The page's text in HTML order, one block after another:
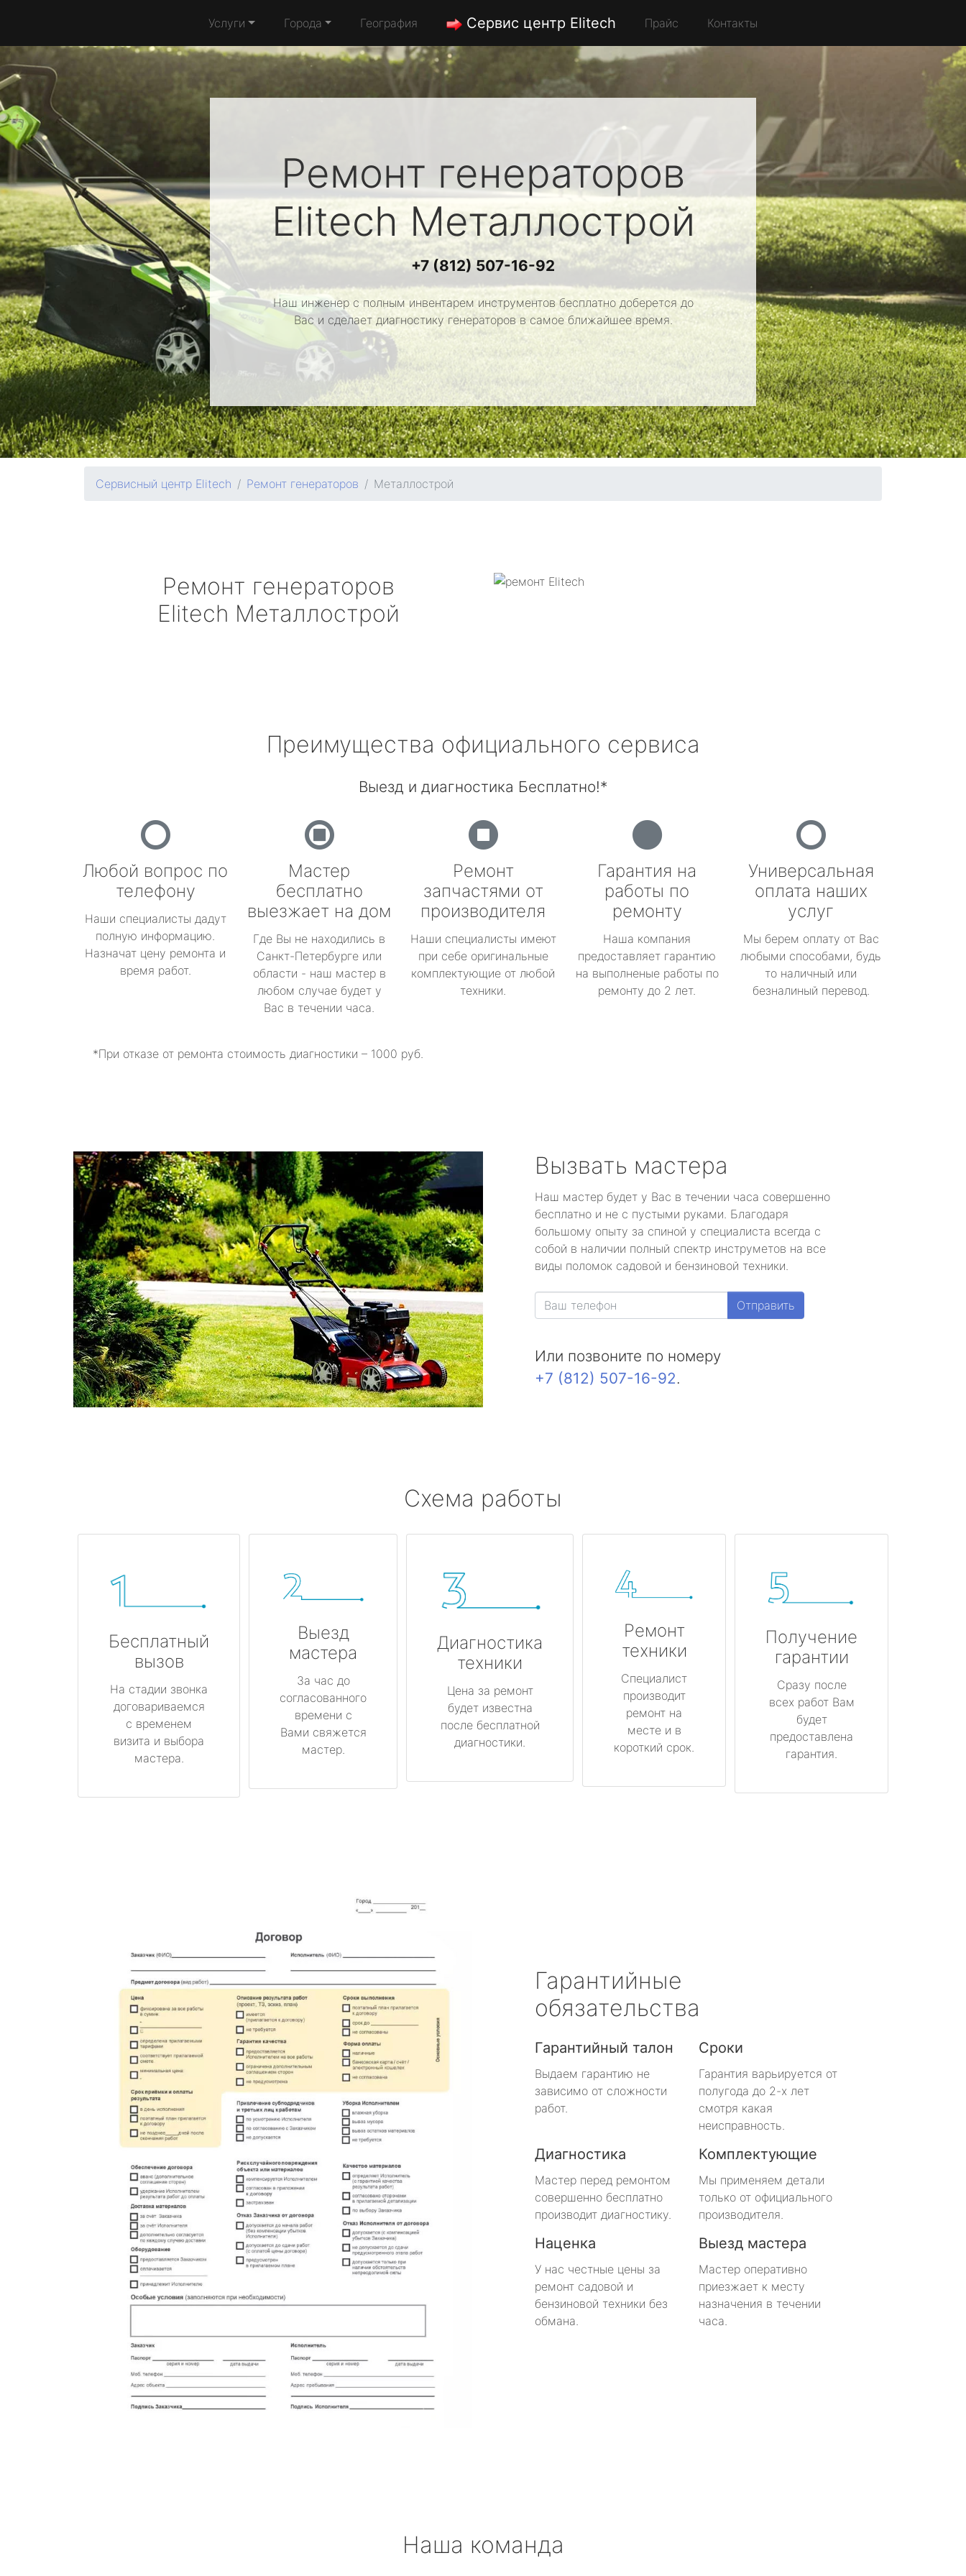
Услуги Города География Сервис центр Elitech Прайс Контакты
Ремонт генераторов
Elitech Металлострой
+7 (812) 507-16-92
Наш инженер с полным инвентарем инструментов бесплатно доберется до
Вас и сделает диагностику генераторов в самое ближайшее время.
Сервисный центр Elitech Ремонт генераторов Металлострой
Ремонт генераторов
Elitech Металлострой
Преимущества официального сервиса
Выезд и диагностика Бесплатно!*
Любой вопрос по
телефону
Наши специалисты дадут
полную информацию.
Назначат цену ремонта и
время работ.
Мастер
бесплатно
выезжает на дом
Где Вы не находились в
Санкт-Петербурге или
области - наш мастер в
любом случае будет у
Вас в течении часа.
Ремонт
запчастями от
производителя
Наши специалисты имеют
при себе оригинальные
комплектующие от любой
техники.
Гарантия на
работы по
ремонту
Наша компания
предоставляет гарантию
на выполненые работы по
ремонту до 2 лет.
Универсальная
оплата наших
услуг
Мы берем оплату от Вас
любыми способами, будь
то наличный или
безналиный перевод.
*При отказе от ремонта стоимость диагностики – 1000 руб.
Вызвать мастера
Наш мастер будет у Вас в течении часа совершенно
бесплатно и не с пустыми руками. Благодаря
большому опыту за спиной у специалиста всегда с
собой в наличии полный спектр инструметов на все
виды поломок садовой и бензиновой техники.
Отправить
Или позвоните по номеру
+7 (812) 507-16-92.
Схема работы
Бесплатный
вызов
На стадии звонка
договариваемся
с временем
визита и выбора
мастера.
Выезд
мастера
За час до
согласованного
времени с
Вами свяжется
мастер.
Диагностика
техники
Цена за ремонт
будет известна
после бесплатной
диагностики.
Ремонт
техники
Специалист
производит
ремонт на
месте и в
короткий срок.
Получение
гарантии
Сразу после
всех работ Вам
будет
предоставлена
гарантия.
Гарантийные
обязательства
Гарантийный талон
Выдаем гарантию не
зависимо от сложности
работ.
Сроки
Гарантия варьируется от
полугода до 2-х лет
смотря какая
неисправность.
Диагностика
Мастер перед ремонтом
совершенно бесплатно
производит диагностику.
Комплектующие
Мы применяем детали
только от официального
производителя.
Наценка
У нас честные цены за
ремонт садовой и
бензиновой техники без
обмана.
Выезд мастера
Мастер оперативно
приезжает к месту
назначения в течении
часа.
Наша команда